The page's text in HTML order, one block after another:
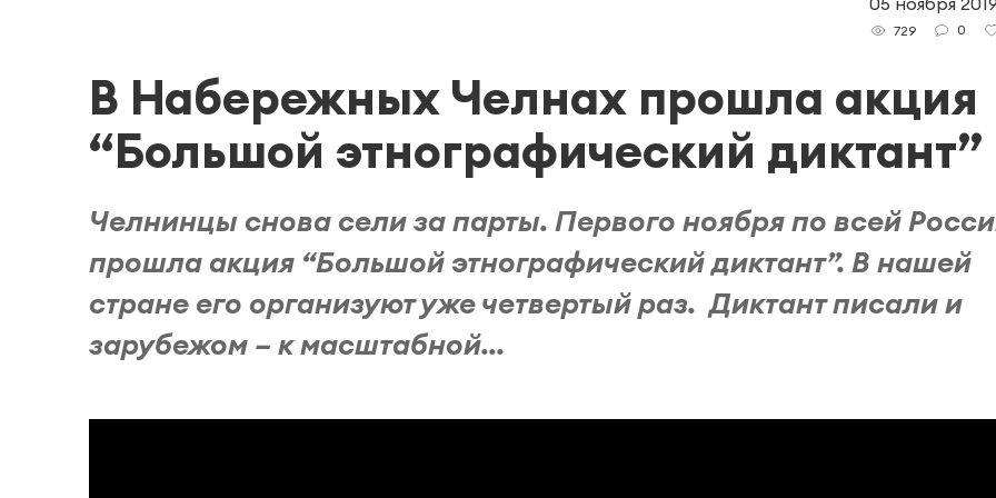
729 0
В Набережных Челнах прошла акция
“Большой этнографический диктант”
Челнинцы снова сели за парты. Первого ноября по всей
прошла акция “Большой этнографический диктант”. В нашей
стране его организуют уже четвертый раз. Диктант писали и
зарубежом – к масштабной...